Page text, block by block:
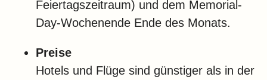
Feiertagszeitraum) und dem Memorial-
Day-Wochenende Ende des Monats.
Preise
Hotels und Flüge sind günstiger als in der